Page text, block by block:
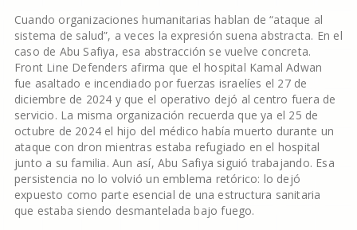
Cuando organizaciones humanitarias hablan de “ataque al
sistema de salud”, a veces la expresión suena abstracta. En el
caso de Abu Safiya, esa abstracción se vuelve concreta.
Front Line Defenders afirma que el hospital Kamal Adwan
fue asaltado e incendiado por fuerzas israelíes el 27 de
diciembre de 2024 y que el operativo dejó al centro fuera de
servicio. La misma organización recuerda que ya el 25 de
octubre de 2024 el hijo del médico había muerto durante un
ataque con dron mientras estaba refugiado en el hospital
junto a su familia. Aun así, Abu Safiya siguió trabajando. Esa
persistencia no lo volvió un emblema retórico: lo dejó
expuesto como parte esencial de una estructura sanitaria
que estaba siendo desmantelada bajo fuego.